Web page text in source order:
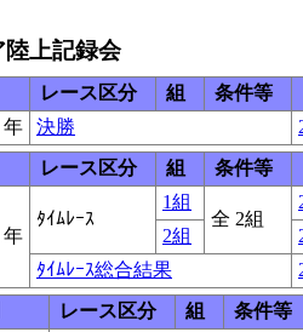
上記録会
レース区分 組
条件等
年 決勝
レース区分 組
条件等
年
ﾀｲﾑﾚｰｽ
1組
全 2組
2組
ﾀｲﾑﾚｰｽ総合結果
レース区分 組
条件等